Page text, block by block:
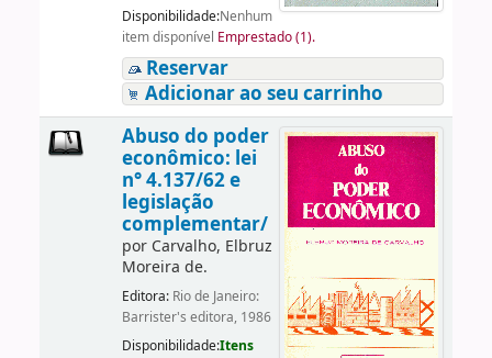
Disponibilidade:Nenhum
item disponível Emprestado (1).
Reservar
Adicionar ao seu carrinho
Abuso do poder
econômico: lei
n° 4.137/62 e
legislação
complementar/
por Carvalho, Elbruz
Moreira de.
Editora: Rio de Janeiro:
Barrister's editora, 1986
Disponibilidade:Itens